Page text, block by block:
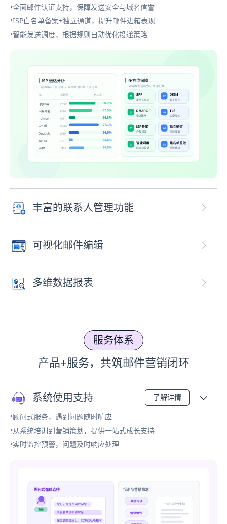
•全面邮件认证支持，保障发送安全与域名信誉
•ISP白名单备案+独立通道，提升邮件进箱表现
•智能发送调度，根据规则自动优化投递策略
丰富的联系人管理功能
可视化邮件编辑
多维数据报表
服务体系
产品+服务，共筑邮件营销闭环
系统使用支持 了解详情
•顾问式服务，遇到问题随时响应
•从系统培训到营销策划，提供一站式成长支持
•实时监控预警，问题及时响应处理